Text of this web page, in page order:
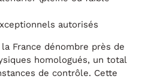
autorisés
France dénombre près de
homologués, un total
de contrôle. Cette